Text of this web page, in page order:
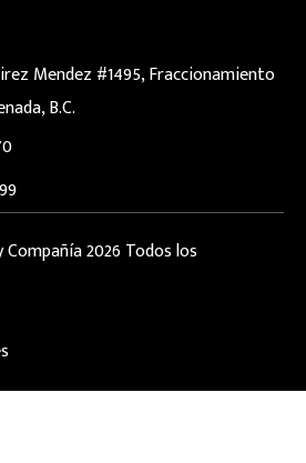
Mendez #1495, Fraccionamiento
B.C.
2026 Todos los